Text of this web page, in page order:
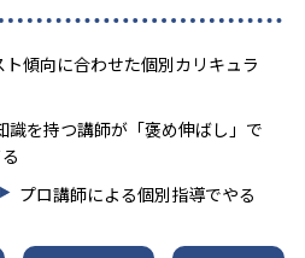
傾向に合わせた個別カリキュラ
識を持つ講師が「褒め伸ばし」で
プロ講師による個別指導でやる